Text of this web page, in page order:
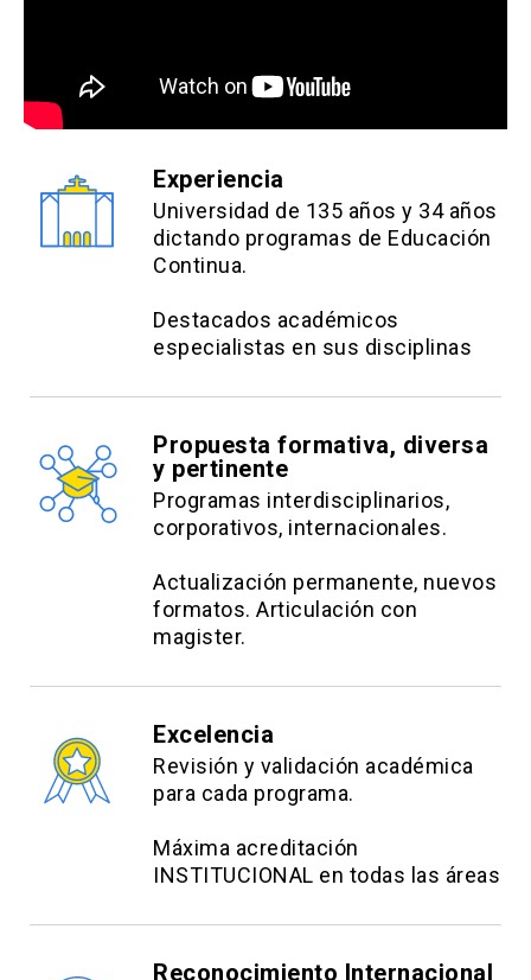
Experiencia
Universidad de 135 años y 34 años
dictando programas de Educación
Continua.
Destacados académicos
especialistas en sus disciplinas
Propuesta formativa, diversa
y pertinente
Programas interdisciplinarios,
corporativos, internacionales.
Actualización permanente, nuevos
formatos. Articulación con
magister.
Excelencia
Revisión y validación académica
para cada programa.
Máxima acreditación
INSTITUCIONAL en todas las áreas
Reconocimiento Internacional